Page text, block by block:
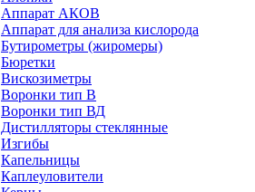
Аппарат АКОВ
Аппарат для анализа кислорода
Бутирометры (жиромеры)
Бюретки
Вискозиметры
Воронки тип В
Воронки тип ВД
Дистилляторы стеклянные
Изгибы
Капельницы
Каплеуловители